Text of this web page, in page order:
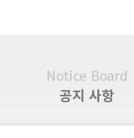
Notice Board
공지 사항